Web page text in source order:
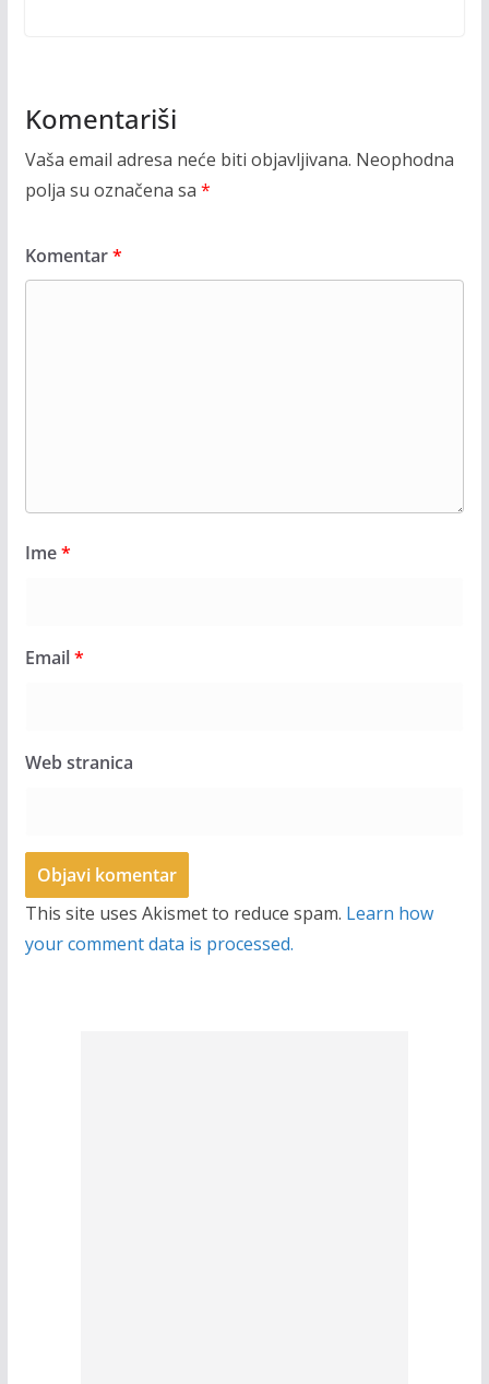
Komentariši
Vaša email adresa neće biti objavljivana. Neophodna
polja su označena sa *
Komentar*
Ime*
Email*
Web stranica
This site uses Akismet to reduce spam. Learn how
your comment data is processed.